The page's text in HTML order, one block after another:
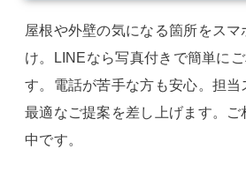
屋根や外壁の気になる箇所をス
け。LINEなら写真付きで簡単に
す。電話が苦手な方も安心。担当
最適なご提案を差し上げます。
中です。